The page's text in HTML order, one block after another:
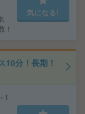
！
気になる!
10分！長期！
1